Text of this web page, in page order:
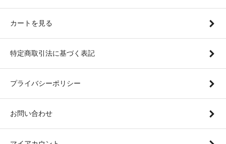
カートを見る
特定商取引法に基づく表記
プライバシーポリシー
お問い合わせ